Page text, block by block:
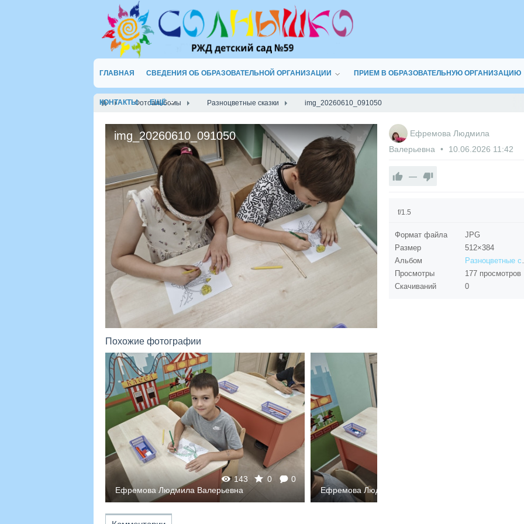
ГЛАВНАЯ СВЕДЕНИЯ ОБ ОБРАЗОВАТЕЛЬНОЙ ОРГАНИЗАЦИИ ПРИЕМ В ОБРАЗОВАТЕЛЬНУЮ ОРГАНИЗАЦИЮ
КОНТАКТЫ ЕЩЁ
Фотоальбомы Разноцветные сказки img_20260610_091050
img_20260610_091050
Похожие фотографии
143 0
0
Ефремова Людмила Валерьевна
Ефремова Людмила Валерьевна
Ефремова Людмила
Валерьевна
10.06.2026 11:42
—
f/1.5
Формат файла
JPG
Размер
512×384
Альбом
Просмотры
177 просмотров
Скачиваний
0